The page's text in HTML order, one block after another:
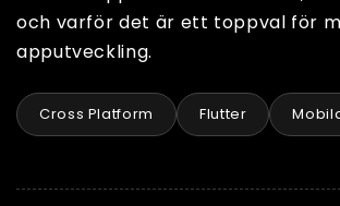
och varför det är ett toppval för
apputveckling.
Cross Platform Flutter